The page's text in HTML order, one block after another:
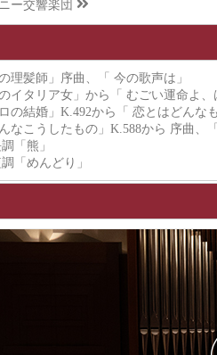
ー交響楽団
理髪師」序曲、「 今の歌声は」
イタリア女」から「 むごい運命よ
の結婚」K.492から「 恋とはどんな
なこうしたもの」K.588から 序曲、
「熊」
調「めんどり」